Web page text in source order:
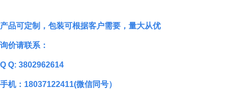
产品可定制，包装可根据客户需要，量大从优
询价请联系：
Q Q: 3802962614
手机：18037122411(微信同号）